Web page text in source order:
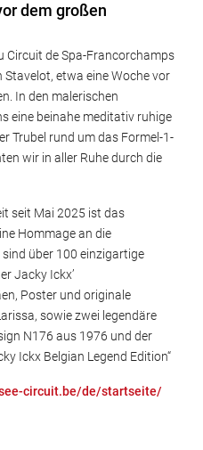
dem großen
Circuit de Spa-Francorchamps
etwa eine Woche vor
In den malerischen
eine beinahe meditativ ruhige
Trubel rund um das Formel-1-
wir in aller Ruhe durch die
seit Mai 2025 ist das
Hommage an die
über 100 einzigartige
Jacky Ickx’
Poster und originale
sowie zwei legendäre
N176 aus 1976 und der
Ickx Belgian Legend Edition“
circuit.be/de/startseite/